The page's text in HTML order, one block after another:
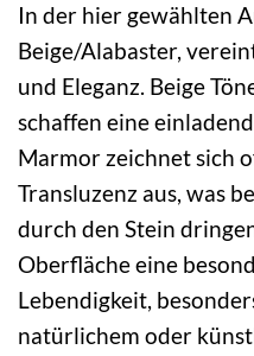
In der hier gewählten
Beige/Alabaster,
und Eleganz. Beige
schaffen eine
Marmor zeichnet sich
Transluzenz aus, was
durch den Stein
Oberfläche eine
Lebendigkeit,
natürlichem oder